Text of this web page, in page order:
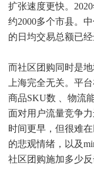
扩张速度更快。
约2000多个市县。
的日均交易总额已经
而社区团购同时是
上海完全无关。平
商品SKU数 、物流
面对用户流量竞争
时间更早，但很难
的悲观情绪，以及
社区团购施加多少